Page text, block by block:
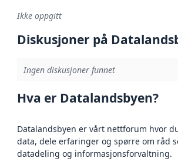
Ikke oppgitt
Diskusjoner på
Ingen diskusjoner funnet
Hva er Datalandsbyen?
Datalandsbyen er vårt nettforum hvor
data, dele erfaringer og spørre om råd
datadeling og informasjonsforvaltning.